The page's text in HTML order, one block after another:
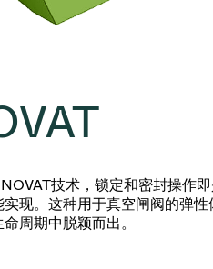
技术，锁定和密封操作
现。这种用于真空闸阀的弹
周期中脱颖而出。